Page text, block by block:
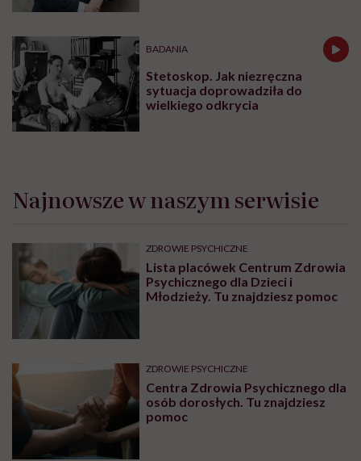
BADANIA
Stetoskop. Jak niezręczna
sytuacja doprowadziła do
wielkiego odkrycia
Najnowsze w naszym serwisie
ZDROWIE PSYCHICZNE
Lista placówek Centrum Zdrowia
Psychicznego dla Dzieci i
Młodzieży. Tu znajdziesz pomoc
ZDROWIE PSYCHICZNE
Centra Zdrowia Psychicznego dla
osób dorosłych. Tu znajdziesz
pomoc